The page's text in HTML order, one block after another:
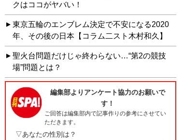
クはココがヤバい！
東京五輪のエンブレム決定で不安になる2020
年、その後の日本【コラム二スト木村和久】
聖火台問題だけじゃ終わらない…“第2の競技
場”問題とは？